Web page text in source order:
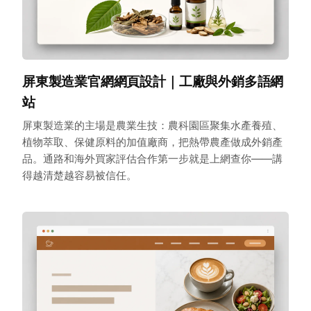
屏東製造業官網網頁設計｜工廠與外銷多語網
站
屏東製造業的主場是農業生技：農科園區聚集水產養殖、
植物萃取、保健原料的加值廠商，把熱帶農產做成外銷產
品。通路和海外買家評估合作第一步就是上網查你——講
得越清楚越容易被信任。